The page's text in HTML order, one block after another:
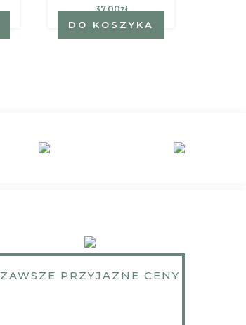
37.00zł
DO KOSZYKA
ZAWSZE PRZYJAZNE CENY